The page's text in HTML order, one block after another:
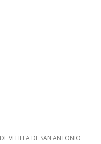
VELILLA DE SAN ANTONIO